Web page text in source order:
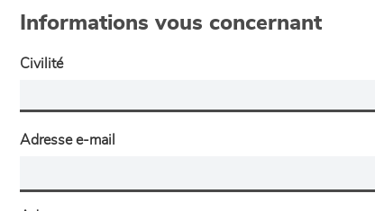
Informations vous concernant
Civilité
Adresse e-mail